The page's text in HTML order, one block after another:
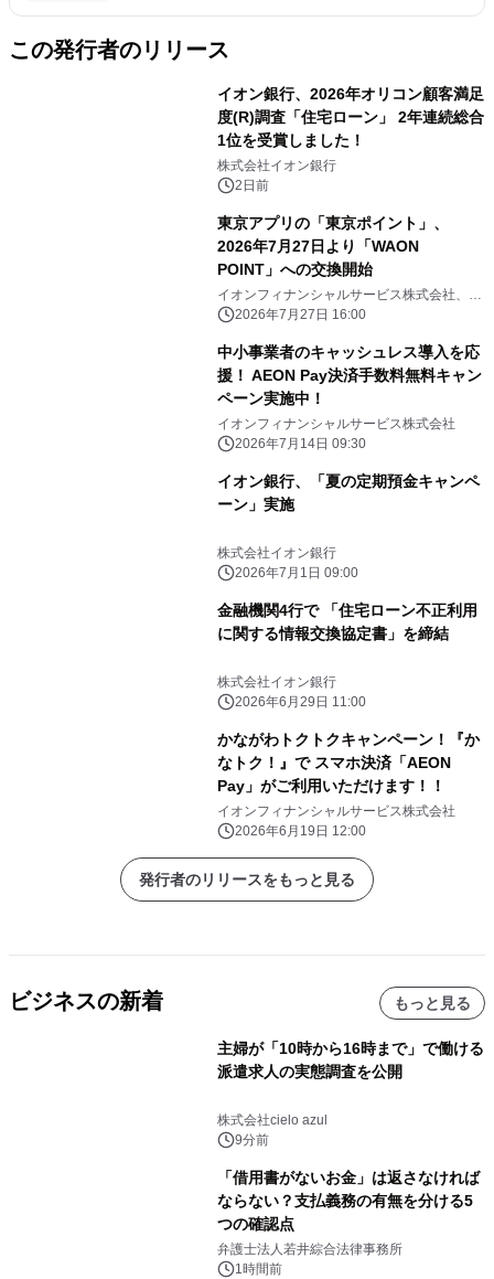
この発行者のリリース
イオン銀行、2026年オリコン顧客満足
度(R)調査「住宅ローン」 2年連続総合
1位を受賞しました！
株式会社イオン銀行
2日前
東京アプリの「東京ポイント」、
2026年7月27日より「WAON
POINT」への交換開始
イオンフィナンシャルサービス株式会社、イ
オンマーケティング株式会社
2026年7月27日 16:00
中小事業者のキャッシュレス導入を応
援！ AEON Pay決済手数料無料キャン
ペーン実施中！
イオンフィナンシャルサービス株式会社
2026年7月14日 09:30
イオン銀行、「夏の定期預金キャンペ
ーン」実施
株式会社イオン銀行
2026年7月1日 09:00
金融機関4行で 「住宅ローン不正利用
に関する情報交換協定書」を締結
株式会社イオン銀行
2026年6月29日 11:00
かながわトクトクキャンペーン！『か
なトク！』で スマホ決済「AEON
Pay」がご利用いただけます！！
イオンフィナンシャルサービス株式会社
2026年6月19日 12:00
発行者のリリースをもっと見る
ビジネスの新着 もっと見る
主婦が「10時から16時まで」で働ける
派遣求人の実態調査を公開
株式会社cielo azul
9分前
「借用書がないお金」は返さなければ
ならない？支払義務の有無を分ける5
つの確認点
弁護士法人若井綜合法律事務所
1時間前